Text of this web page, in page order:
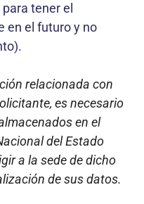
tener el
en el futuro y no
relacionada con
es necesario
en el
del Estado
a la sede de dicho
de sus datos.